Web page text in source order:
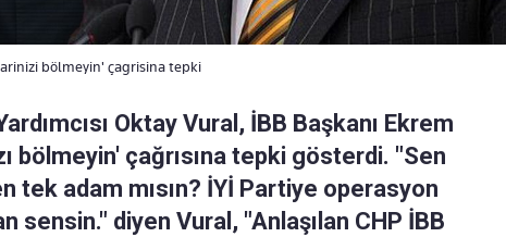
bölmeyin' çagrisina tepki
Oktay Vural, İBB Başkanı Ekrem
bölmeyin' çağrısına tepki gösterdi. "Sen
tek adam mısın? İYİ Partiye operasyon
sensin." diyen Vural, "Anlaşılan CHP İBB